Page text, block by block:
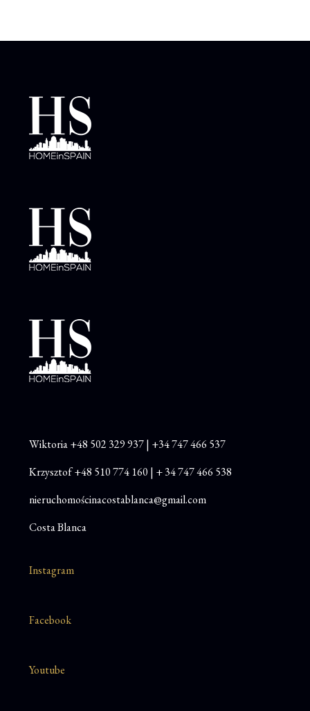
Wiktoria+48 502 329 937| +34 747 466 537
Krzysztof+48 510 774 160 | + 34 747 466 538
nieruchomościnacostablanca@gmail.com
Costa Blanca
Instagram
Facebook
Youtube